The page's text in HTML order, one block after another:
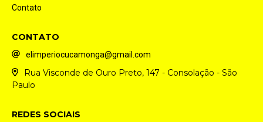
Contato
CONTATO
elimperiocucamonga@gmail.com
Rua Visconde de Ouro Preto, 147 - Consolação - São
Paulo
REDES SOCIAIS